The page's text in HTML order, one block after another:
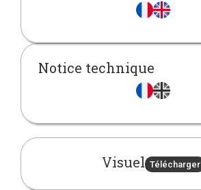
Notice technique
Visuel Télécharger